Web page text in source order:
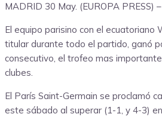
MADRID 30 May. (EUROPA PRESS) –
El equipo parisino con el ecuatoriano
titular durante todo el partido, ganó
consecutivo, el trofeo mas
clubes.
El París Saint-Germain se proclamó
este sábado al superar (1-1, y 4-3)